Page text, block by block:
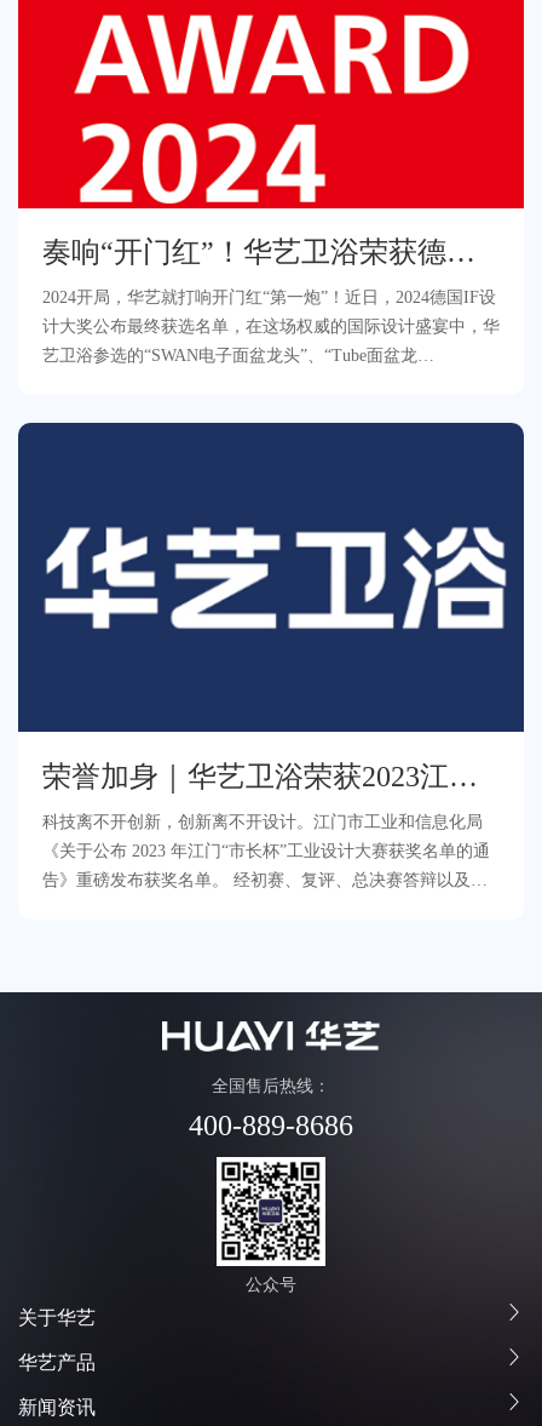
奏响“开门红”！华艺卫浴荣获德国
IF设计大奖！
2024开局，华艺就打响开门红“第一炮”！近日，2024德国IF设
计大奖公布最终获选名单，在这场权威的国际设计盛宴中，华
艺卫浴参选的“SWAN电子面盆龙头”、“Tube面盆龙
荣誉加身｜华艺卫浴荣获2023江
门“市长杯”金奖！
科技离不开创新，创新离不开设计。江门市工业和信息化局
《关于公布 2023 年江门“市长杯”工业设计大赛获奖名单的通
告》重磅发布获奖名单。 经初赛、复评、总决赛答辩以及公
全国售后热线：
400-889-8686
公众号
关于华艺
华艺产品
新闻资讯